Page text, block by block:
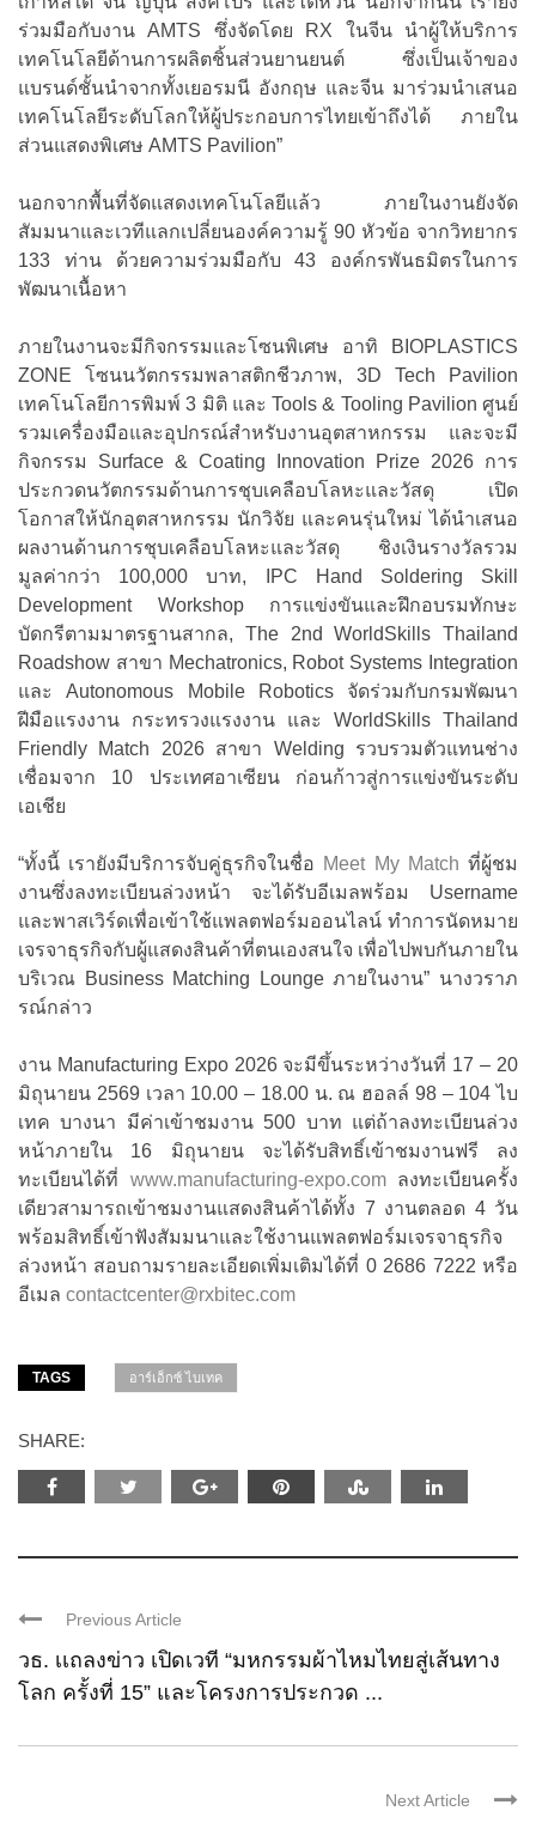
ร่วมมือกับงาน AMTS ซึ่งจัดโดย RX ในจีน นำผู้ให้บริการ
เทคโนโลยีด้านการผลิตชิ้นส่วนยานยนต์ ซึ่งเป็นเจ้าของ
แบรนด์ชั้นนำจากทั้งเยอรมนี อังกฤษ และจีน มาร่วมนำเสนอ
เทคโนโลยีระดับโลกให้ผู้ประกอบการไทยเข้าถึงได้ ภายใน
ส่วนแสดงพิเศษ AMTS Pavilion”
นอกจากพื้นที่จัดแสดงเทคโนโลยีแล้ว ภายในงานยังจัด
สัมมนาและเวทีแลกเปลี่ยนองค์ความรู้ 90 หัวข้อ จากวิทยากร
133 ท่าน ด้วยความร่วมมือกับ 43 องค์กรพันธมิตรในการ
พัฒนาเนื้อหา
ภายในงานจะมีกิจกรรมและโซนพิเศษ อาทิ BIOPLASTICS
ZONE โซนนวัตกรรมพลาสติกชีวภาพ, 3D Tech Pavilion
เทคโนโลยีการพิมพ์ 3 มิติ และ Tools & Tooling Pavilion ศูนย์
รวมเครื่องมือและอุปกรณ์สำหรับงานอุตสาหกรรม และจะมี
กิจกรรม Surface & Coating Innovation Prize 2026 การ
ประกวดนวัตกรรมด้านการชุบเคลือบโลหะและวัสดุ เปิด
โอกาสให้นักอุตสาหกรรม นักวิจัย และคนรุ่นใหม่ ได้นำเสนอ
ผลงานด้านการชุบเคลือบโลหะและวัสดุ ชิงเงินรางวัลรวม
มูลค่ากว่า 100,000 บาท, IPC Hand Soldering Skill
Development Workshop การแข่งขันและฝึกอบรมทักษะ
บัดกรีตามมาตรฐานสากล, The 2nd WorldSkills Thailand
Roadshow สาขา Mechatronics, Robot Systems Integration
และ Autonomous Mobile Robotics จัดร่วมกับกรมพัฒนา
ฝีมือแรงงาน กระทรวงแรงงาน และ WorldSkills Thailand
Friendly Match 2026 สาขา Welding รวบรวมตัวแทนช่าง
เชื่อมจาก 10 ประเทศอาเซียน ก่อนก้าวสู่การแข่งขันระดับ
เอเชีย
“ทั้งนี้ เรายังมีบริการจับคู่ธุรกิจในชื่อ Meet My Match ที่ผู้ชม
งานซึ่งลงทะเบียนล่วงหน้า จะได้รับอีเมลพร้อม Username
และพาสเวิร์ดเพื่อเข้าใช้แพลตฟอร์มออนไลน์ ทำการนัดหมาย
เจรจาธุรกิจกับผู้แสดงสินค้าที่ตนเองสนใจ เพื่อไปพบกันภายใน
บริเวณ Business Matching Lounge ภายในงาน” นางวราภ
รณ์กล่าว
งาน Manufacturing Expo 2026 จะมีขึ้นระหว่างวันที่ 17 – 20
มิถุนายน 2569 เวลา 10.00 – 18.00 น. ณ ฮอลล์ 98 – 104 ไบ
เทค บางนา มีค่าเข้าชมงาน 500 บาท แต่ถ้าลงทะเบียนล่วง
หน้าภายใน 16 มิถุนายน จะได้รับสิทธิ์เข้าชมงานฟรี ลง
ทะเบียนได้ที่ www.manufacturing-expo.comลงทะเบียนครั้ง
เดียวสามารถเข้าชมงานแสดงสินค้าได้ทั้ง 7 งานตลอด 4 วัน
พร้อมสิทธิ์เข้าฟังสัมมนาและใช้งานแพลตฟอร์มเจรจาธุรกิจ
ล่วงหน้า สอบถามรายละเอียดเพิ่มเติมได้ที่ 0 2686 7222 หรือ
อีเมล contactcenter@rxbitec.com
TAGS อาร์เอ็กซ์ ไบเทค
SHARE:
Previous Article
วธ. เเถลงข่าว เปิดเวที “มหกรรมผ้าไหมไทยสู่เส้นทาง
โลก ครั้งที่ 15” และโครงการประกวด ...
Next Article